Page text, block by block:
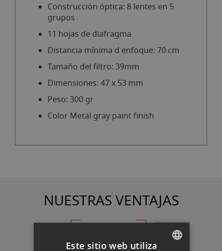
Construcción óptica: 8 lentes en 5
grupos
11 hojas de diafragma
Distancia mínima d enfoque: 70 cm
Tamaño del filtro: 39mm
Dimensiones: 47 x 53 mm
Peso: 300 gr
Color Metal gray paint finish
NUESTRAS VENTAJAS
A TU MEDIDA
Este sitio web utiliza